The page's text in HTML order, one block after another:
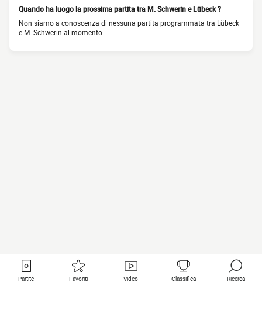
Quando ha luogo la prossima partita tra M. Schwerin e Lübeck ?
Non siamo a conoscenza di nessuna partita programmata tra Lübeck
e M. Schwerin al momento...
Partite Favoriti Video Classifica Ricerca